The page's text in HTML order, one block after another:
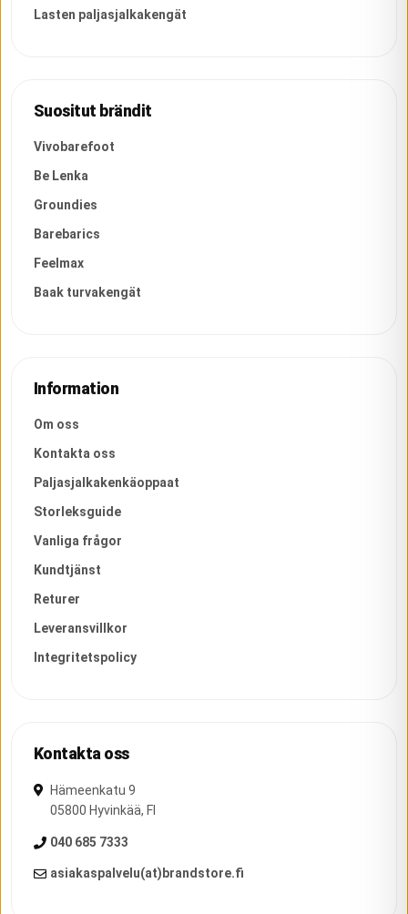
Lasten paljasjalkakengät
Suositut brändit
Vivobarefoot
Be Lenka
Groundies
Barebarics
Feelmax
Baak turvakengät
Information
Om oss
Kontakta oss
Paljasjalkakenkäoppaat
Storleksguide
Vanliga frågor
Kundtjänst
Returer
Leveransvillkor
Integritetspolicy
Kontakta oss
Hämeenkatu 9
05800 Hyvinkää, FI
040 685 7333
asiakaspalvelu(at)brandstore.fi